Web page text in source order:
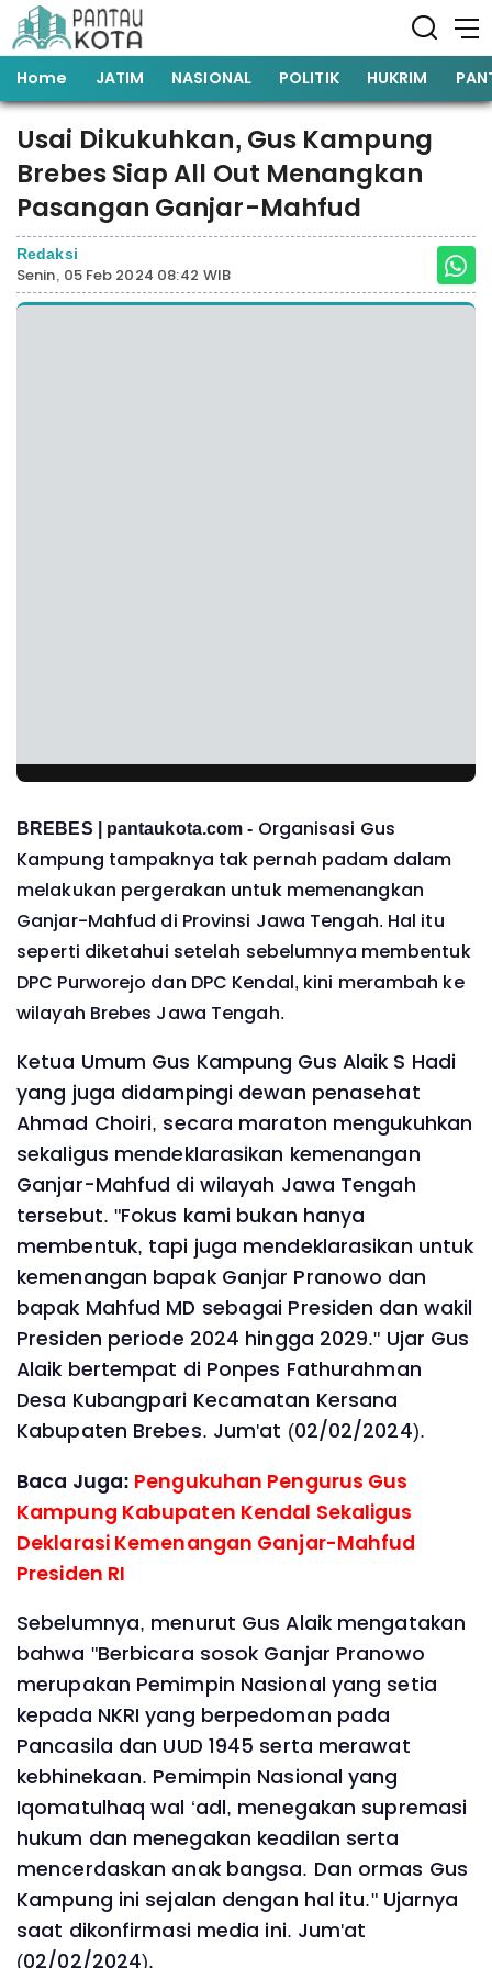
Home JATIM NASIONAL POLITIK HUKRIM
Usai Dikukuhkan, Gus Kampung
Brebes Siap All Out Menangkan
Pasangan Ganjar-Mahfud
Redaksi
Senin, 05 Feb 2024 08:42 WIB
BREBES | pantaukota.com - Organisasi Gus
Kampung tampaknya tak pernah padam dalam
melakukan pergerakan untuk memenangkan
Ganjar-Mahfud di Provinsi Jawa Tengah. Hal itu
seperti diketahui setelah sebelumnya membentuk
DPC Purworejo dan DPC Kendal, kini merambah ke
wilayah Brebes Jawa Tengah.
Ketua Umum Gus Kampung Gus Alaik S Hadi
yang juga didampingi dewan penasehat
Ahmad Choiri, secara maraton mengukuhkan
sekaligus mendeklarasikan kemenangan
Ganjar-Mahfud di wilayah Jawa Tengah
tersebut. "Fokus kami bukan hanya
membentuk, tapi juga mendeklarasikan untuk
kemenangan bapak Ganjar Pranowo dan
bapak Mahfud MD sebagai Presiden dan wakil
Presiden periode 2024 hingga 2029." Ujar Gus
Alaik bertempat di Ponpes Fathurahman
Desa Kubangpari Kecamatan Kersana
Kabupaten Brebes. Jum'at (02/02/2024).
Baca Juga: Pengukuhan Pengurus Gus
Kampung Kabupaten Kendal Sekaligus
Deklarasi Kemenangan Ganjar-Mahfud
Presiden RI
Sebelumnya, menurut Gus Alaik mengatakan
bahwa "Berbicara sosok Ganjar Pranowo
merupakan Pemimpin Nasional yang setia
kepada NKRI yang berpedoman pada
Pancasila dan UUD 1945 serta merawat
kebhinekaan. Pemimpin Nasional yang
Iqomatulhaq wal ‘adl, menegakan supremasi
hukum dan menegakan keadilan serta
mencerdaskan anak bangsa. Dan ormas Gus
Kampung ini sejalan dengan hal itu." Ujarnya
saat dikonfirmasi media ini. Jum'at
(02/02/2024).